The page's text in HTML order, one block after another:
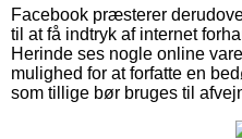
Facebook præsterer
til at få indtryk af internet
Herinde ses nogle online
mulighed for at forfatte en
som tillige bør bruges til